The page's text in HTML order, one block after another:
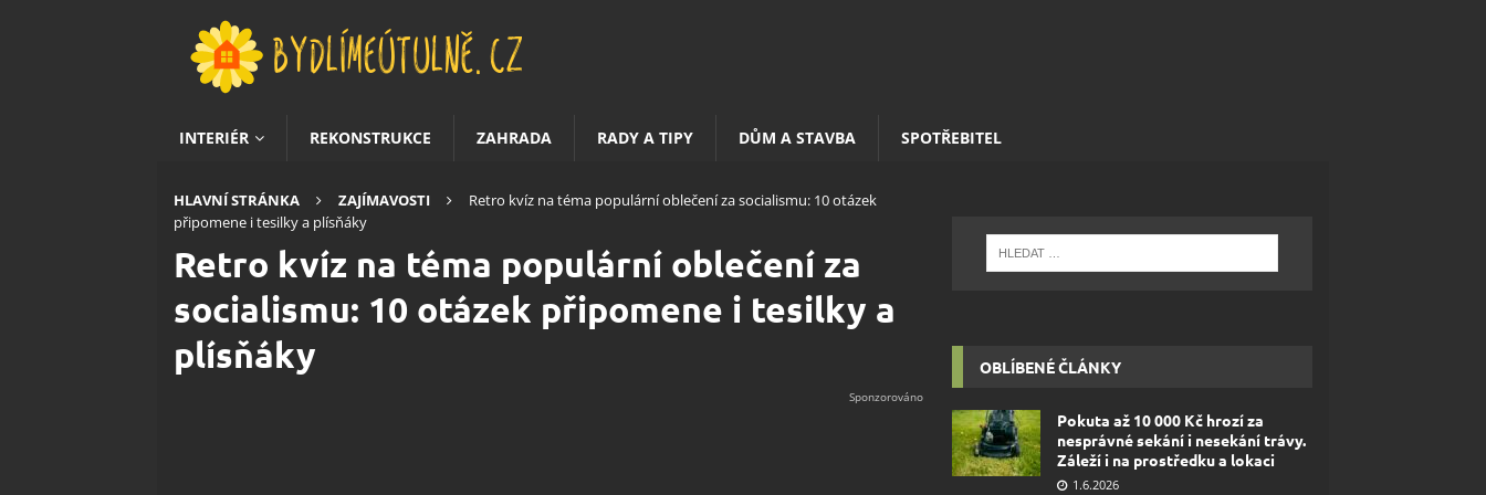
INTERIÉR REKONSTRUKCE ZAHRADA RADY A TIPY DŮM A STAVBA SPOTŘEBITEL
HLAVNÍ STRÁNKA ZAJÍMAVOSTI
Retro kvíz na téma populární oblečení za socialismu: 10 otázek
připomene i tesilky a plísňáky
Retro kvíz na téma populární oblečení za
socialismu: 10 otázek připomene i tesilky a
plísňáky
OBLÍBENÉ ČLÁNKY
Pokuta až 10 000 Kč hrozí za
nesprávné sekání i nesekání trávy.
Záleží i na prostředku a lokaci
1.6.2026